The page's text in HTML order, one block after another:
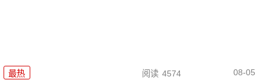
最热 阅读 4574 08-05